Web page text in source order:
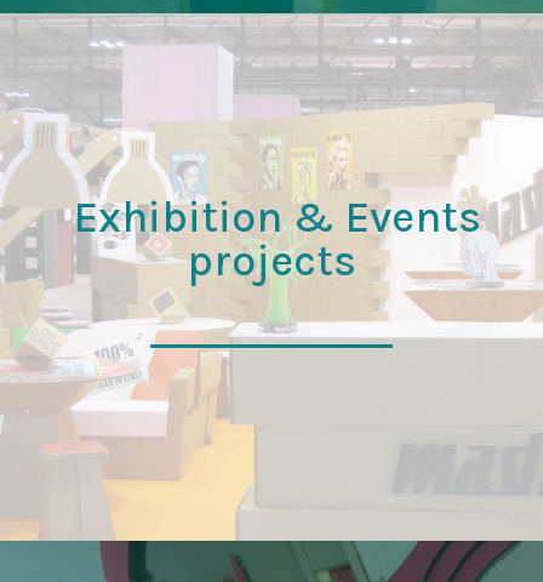
Exhibition & Events
projects